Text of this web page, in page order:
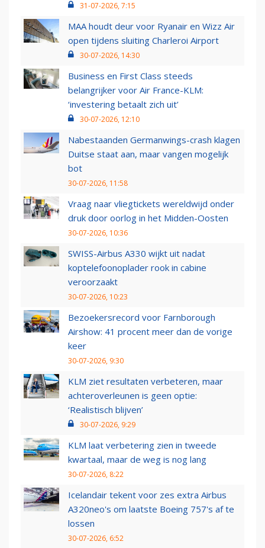
31-07-2026, 7:15
MAA houdt deur voor Ryanair en Wizz Air
open tijdens sluiting Charleroi Airport
30-07-2026, 14:30
Business en First Class steeds
belangrijker voor Air France-KLM:
‘investering betaalt zich uit’
30-07-2026, 12:10
Nabestaanden Germanwings-crash klagen
Duitse staat aan, maar vangen mogelijk
bot
30-07-2026, 11:58
Vraag naar vliegtickets wereldwijd onder
druk door oorlog in het Midden-Oosten
30-07-2026, 10:36
SWISS-Airbus A330 wijkt uit nadat
koptelefoonoplader rook in cabine
veroorzaakt
30-07-2026, 10:23
Bezoekersrecord voor Farnborough
Airshow: 41 procent meer dan de vorige
keer
30-07-2026, 9:30
KLM ziet resultaten verbeteren, maar
achteroverleunen is geen optie:
‘Realistisch blijven’
30-07-2026, 9:29
KLM laat verbetering zien in tweede
kwartaal, maar de weg is nog lang
30-07-2026, 8:22
Icelandair tekent voor zes extra Airbus
A320neo's om laatste Boeing 757's af te
lossen
30-07-2026, 6:52